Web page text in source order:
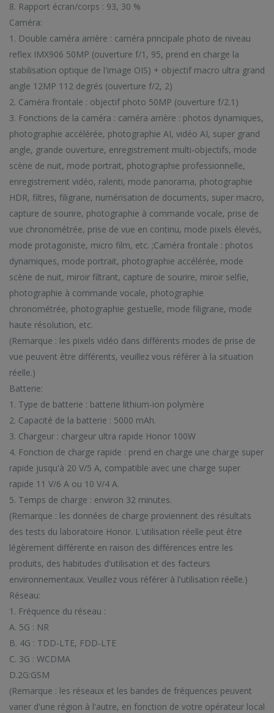
8. Rapport écran/corps : 93, 30 %
Caméra:
1. Double caméra arrière : caméra principale photo de niveau
reflex IMX906 50MP (ouverture f/1, 95, prend en charge la
stabilisation optique de l'image OIS) + objectif macro ultra grand
angle 12MP 112 degrés (ouverture f/2, 2)
2. Caméra frontale : objectif photo 50MP (ouverture f/2.1)
3. Fonctions de la caméra : caméra arrière : photos dynamiques,
photographie accélérée, photographie AI, vidéo AI, super grand
angle, grande ouverture, enregistrement multi-objectifs, mode
scène de nuit, mode portrait, photographie professionnelle,
enregistrement vidéo, ralenti, mode panorama, photographie
HDR, filtres, filigrane, numérisation de documents, super macro,
capture de sourire, photographie à commande vocale, prise de
vue chronométrée, prise de vue en continu, mode pixels élevés,
mode protagoniste, micro film, etc. ;Caméra frontale : photos
dynamiques, mode portrait, photographie accélérée, mode
scène de nuit, miroir filtrant, capture de sourire, miroir selfie,
photographie à commande vocale, photographie
chronométrée, photographie gestuelle, mode filigrane, mode
haute résolution, etc.
(Remarque : les pixels vidéo dans différents modes de prise de
vue peuvent être différents, veuillez vous référer à la situation
réelle.)
Batterie:
1. Type de batterie : batterie lithium-ion polymère
2. Capacité de la batterie : 5000 mAh.
3. Chargeur : chargeur ultra rapide Honor 100W
4. Fonction de charge rapide : prend en charge une charge super
rapide jusqu'à 20 V/5 A, compatible avec une charge super
rapide 11 V/6 A ou 10 V/4 A.
5. Temps de charge : environ 32 minutes.
(Remarque : les données de charge proviennent des résultats
des tests du laboratoire Honor. L'utilisation réelle peut être
légèrement différente en raison des différences entre les
produits, des habitudes d'utilisation et des facteurs
environnementaux. Veuillez vous référer à l'utilisation réelle.)
Réseau:
1. Fréquence du réseau :
A. 5G : NR
B. 4G : TDD-LTE, FDD-LTE
C. 3G : WCDMA
D.2G:GSM
(Remarque : les réseaux et les bandes de fréquences peuvent
varier d'une région à l'autre, en fonction de votre opérateur local